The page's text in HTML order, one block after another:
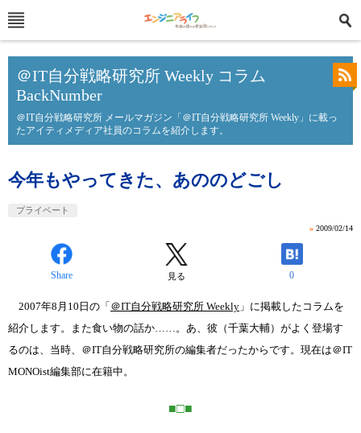
＠IT自分戦略研究所 Weekly コラム
BackNumber
＠IT自分戦略研究所 メールマガジン「＠IT自分戦略研究所 Weekly」に載っ
たアイティメディア社員のコラムを紹介します。
今年もやってきた、あののどごし
プライベート
» 2009/02/14
Share 見る 0
2007年8月10日の「 ＠IT自分戦略研究所 Weekly 」に掲載したコラムを
紹介します。また食い物の話か……。あ、彼（千葉大輔）がよく登場す
るのは、当時、＠IT自分戦略研究所の編集者だったからです。現在は＠IT
MONOist編集部に在籍中。
■□■